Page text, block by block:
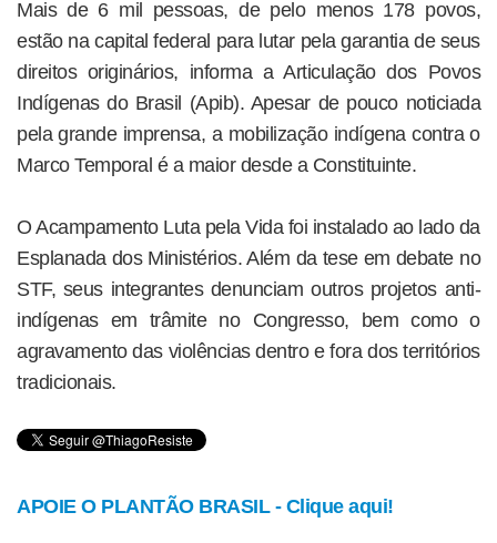
Mais de 6 mil pessoas, de pelo menos 178 povos,
estão na capital federal para lutar pela garantia de seus
direitos originários, informa a Articulação dos Povos
Indígenas do Brasil (Apib). Apesar de pouco noticiada
pela grande imprensa, a mobilização indígena contra o
Marco Temporal é a maior desde a Constituinte.
O Acampamento Luta pela Vida foi instalado ao lado da
Esplanada dos Ministérios. Além da tese em debate no
STF, seus integrantes denunciam outros projetos anti-
indígenas em trâmite no Congresso, bem como o
agravamento das violências dentro e fora dos territórios
tradicionais.
APOIE O PLANTÃO BRASIL - Clique aqui!